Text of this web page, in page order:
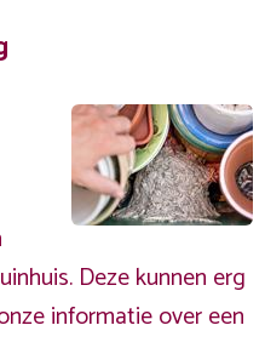
Deze kunnen erg
informatie over een